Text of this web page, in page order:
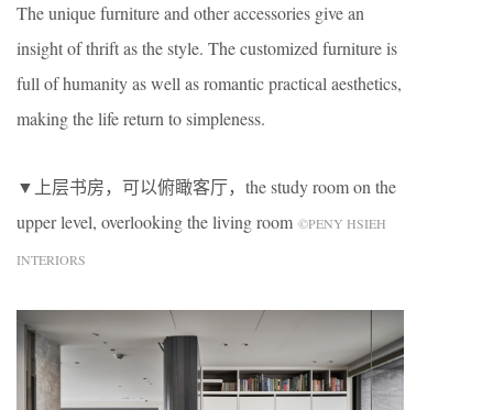
The unique furniture and other accessories give an
insight of thrift as the style. The customized furniture is
full of humanity as well as romantic practical aesthetics,
making the life return to simpleness.
▼上层书房，可以俯瞰客厅，the study room on the
upper level, overlooking the living room ©PENY HSIEH
INTERIORS